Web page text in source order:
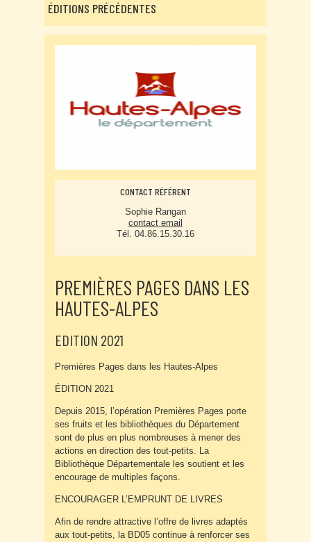
ÉDITIONS PRÉCÉDENTES
CONTACT RÉFÉRENT
Sophie Rangan
contact email
Tél. 04.86.15.30.16
PREMIÈRES PAGES DANS LES
HAUTES-ALPES
EDITION 2021
Premières Pages dans les Hautes-Alpes
ÉDITION 2021
Depuis 2015, l’opération Premières Pages porte
ses fruits et les bibliothèques du Département
sont de plus en plus nombreuses à mener des
actions en direction des tout-petits. La
Bibliothèque Départementale les soutient et les
encourage de multiples façons.
ENCOURAGER L’EMPRUNT DE LIVRES
Afin de rendre attractive l’offre de livres adaptés
aux tout-petits, la BD05 continue à renforcer ses